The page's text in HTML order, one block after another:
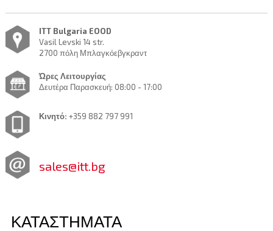
ITT Bulgaria EOOD
Vasil Levski 14 str.
2700 πόλη Μπλαγκόεβγκραντ
Ώρες Λειτουργίας
Δευτέρα Παρασκευή: 08:00 - 17:00
Κινητό: +359 882 797 991
sales@itt.bg
ΚΑΤΑΣΤΗΜΑΤΑ